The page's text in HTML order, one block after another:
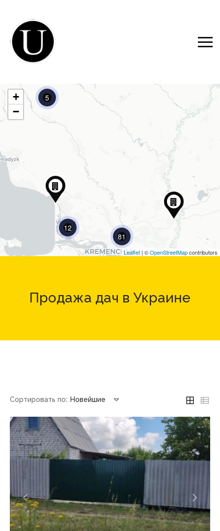
5
12
81
+
−
Leaflet | ©OpenStreetMapcontributors
Продажа дач в Украине
Сортировать по: Новейшие